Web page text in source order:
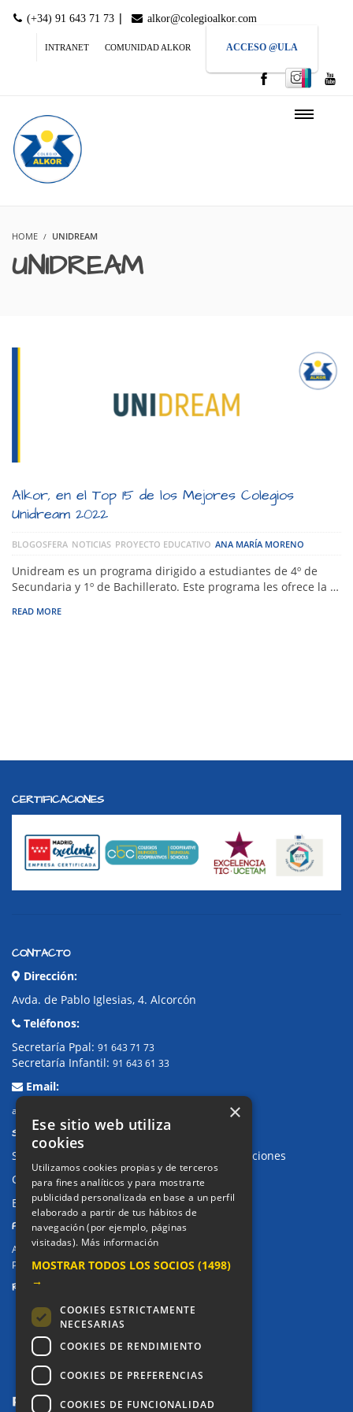
(+34) 91 643 71 73 | alkor@colegioalkor.com
INTRANET COMUNIDAD ALKOR ACCESO @ULA
HOME UNIDREAM
UNIDREAM
Alkor, en el Top 15 de los Mejores Colegios
Unidream 2022
BLOGOSFERA NOTICIAS PROYECTO EDUCATIVO ANA MARÍA MORENO
Unidream es un programa dirigido a estudiantes de 4º de
Secundaria y 1º de Bachillerato. Este programa les ofrece la …
READ MORE
CERTIFICACIONES
CONTACTO
Dirección:
Avda. de Pablo Iglesias, 4. Alcorcón
Teléfonos:
Secretaría Ppal: 91 643 71 73
Secretaría Infantil: 91 643 61 33
Email:
alkor@colegioalkor.com
SUGERENCIAS Y CANAL DE DENUNCIAS
Sugerencias, Quejas, Reclamaciones y Felicitaciones
Canal de denuncias
Buzón denuncia drogas CM
PRIVACIDAD
Aviso legal / Política de privacidad
Política de Cookies
REDES SOCIALES
×
Ese sitio web utiliza
cookies
Utilizamos cookies propias y de terceros
para fines analíticos y para mostrarte
publicidad personalizada en base a un perfil
elaborado a partir de tus hábitos de
navegación (por ejemplo, páginas
visitadas). Más información
MOSTRAR TODOS LOS SOCIOS (1498)
→
COOKIES ESTRICTAMENTE
NECESARIAS
COOKIES DE RENDIMIENTO
COOKIES DE PREFERENCIAS
COOKIES DE FUNCIONALIDAD